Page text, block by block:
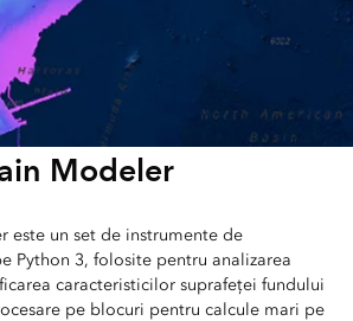
Modeler
este un set de instrumente de
Python 3, folosite pentru analizarea
caracteristicilor suprafeței fundului
pe blocuri pentru calcule mari pe